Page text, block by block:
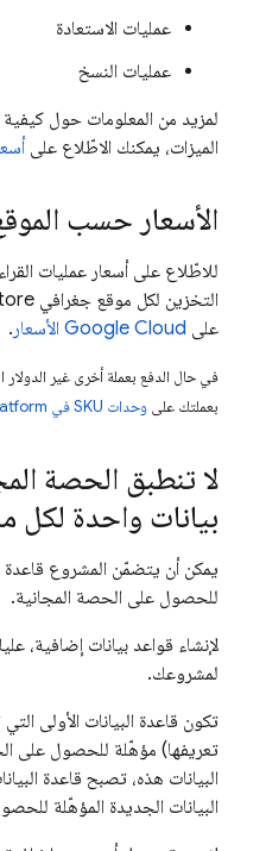
عمليات الاستعادة
عمليات النسخ
لمزيد من المعلومات حول
الميزات، يمكنك الاطّلاع على
الأسعار حسب
للاطّلاع على أسعار عمليات
التخزين لكل موقع جغرافي
على Google Cloud الأسعار .
في حال الدفع بعملة أخرى غير الدولار
بعملتك على وحدات SKU في Cloud Platform
لا تنطبق الحصة
بيانات واحدة لكل
يمكن أن يتضمّن المشروع
للحصول على الحصة المجانية.
لإنشاء قواعد بيانات إضافية،
لمشروعك.
تكون قاعدة البيانات الأولى
تعريفها) مؤهّلة للحصول على
البيانات هذه، تصبح قاعدة
البيانات الجديدة المؤهّلة